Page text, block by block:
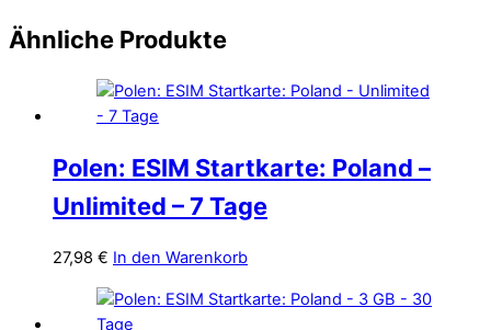
Ähnliche Produkte
Polen: ESIM Startkarte: Poland –
Unlimited – 7 Tage
27,98 € In den Warenkorb